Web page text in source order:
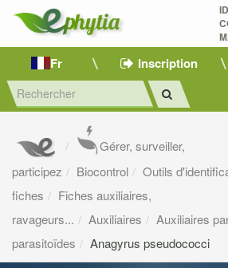
Fr Inscription
Gérer, surveiller,
participez
Biocontrol
Outils
fiches
Fiches auxiliaires,
ravageurs...
Auxiliaires
Auxiliaires
parasitoïdes
Anagyrus pseudococci